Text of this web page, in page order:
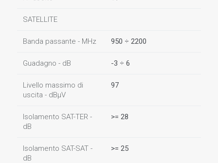
SATELLITE
Banda passante - MHz 950 ÷ 2200
Guadagno - dB -3 ÷ 6
Livello massimo di
uscita - dBµV
97
Isolamento SAT-TER -
dB
>= 28
Isolamento SAT-SAT -
dB
>= 25